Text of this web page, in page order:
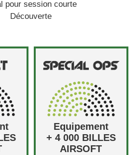
pour session courte
Découverte
Equipement
+ 4 000 BILLES
AIRSOFT